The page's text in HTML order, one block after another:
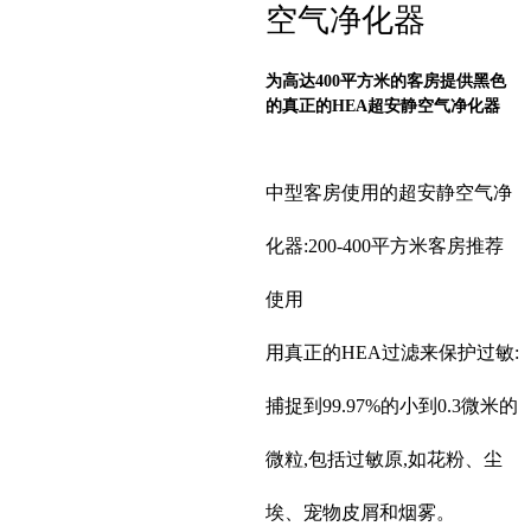
空气净化器
为高达400平方米的客房提供黑色
的真正的HEA超安静空气净化器
中型客房使用的超安静空气净
化器:200-400平方米客房推荐
使用
用真正的HEA过滤来保护过敏:
捕捉到99.97%的小到0.3微米的
微粒,包括过敏原,如花粉、尘
埃、宠物皮屑和烟雾。